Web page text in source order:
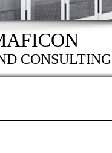
CONSULTING